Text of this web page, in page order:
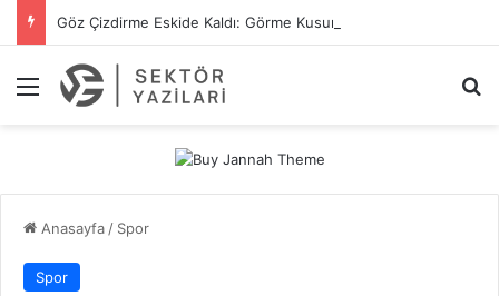
Menü
Anasayfa/ Spor
Spor